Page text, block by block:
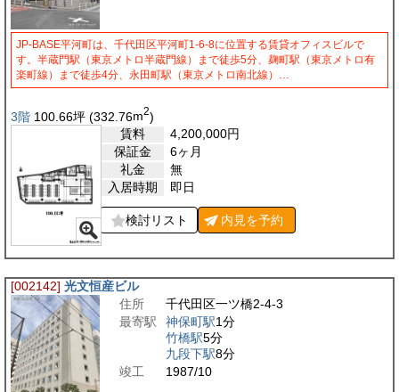
JP-BASE平河町は、千代田区平河町1-6-8に位置する賃貸オフィスビルで
す。半蔵門駅（東京メトロ半蔵門線）まで徒歩5分、麹町駅（東京メトロ有
楽町線）まで徒歩4分、永田町駅（東京メトロ南北線）…
3階 100.66坪 (332.76m2)
賃料
4,200,000円
保証金
6ヶ月
礼金
無
入居時期
即日
検討リスト 内見を予約
[002142] 光文恒産ビル
住所
千代田区一ツ橋2-4-3
最寄駅
神保町駅1分
竹橋駅5分
九段下駅8分
竣工
1987/10